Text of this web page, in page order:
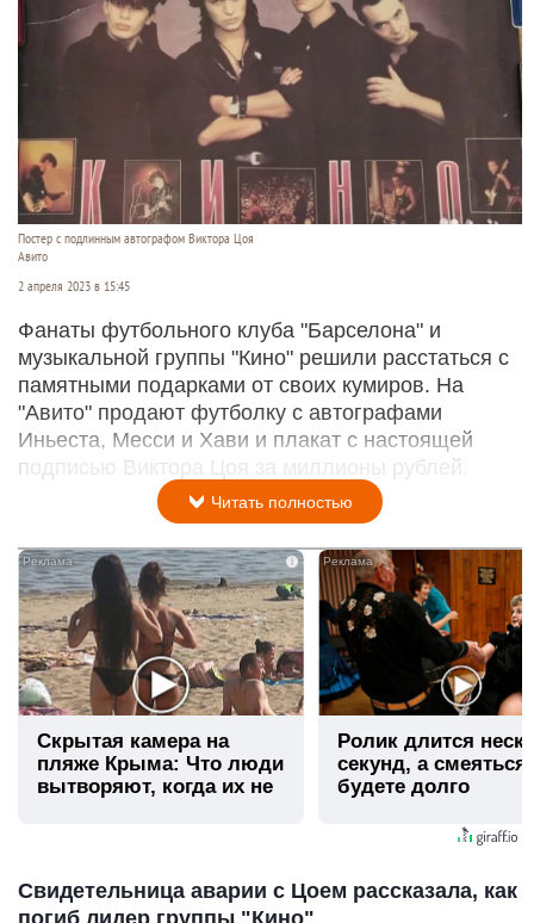
Постер с подлинным автографом Виктора Цоя
Авито
2 апреля 2023 в 15:45
Фанаты футбольного клуба "Барселона" и
музыкальной группы "Кино" решили расстаться с
памятными подарками от своих кумиров. На
"Авито" продают футболку с автографами
Иньеста, Месси и Хави и плакат с настоящей
подписью Виктора Цоя за миллионы рублей.
Читать полностью
i
Скрытая камера на
пляже Крыма: Что люди
вытворяют, когда их не
Ролик длится
секунд, а
будете долго
Свидетельница аварии с Цоем рассказала, как
погиб лидер группы "Кино"